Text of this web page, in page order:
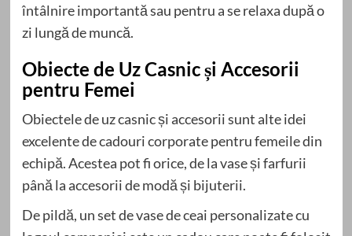
întâlnire importantă sau pentru a se relaxa după o
zi lungă de muncă.
Obiecte de Uz Casnic și Accesorii
pentru Femei
Obiectele de uz casnic și accesorii sunt alte idei
excelente de cadouri corporate pentru femeile din
echipă. Acestea pot fi orice, de la vase și farfurii
până la accesorii de modă și bijuterii.
De pildă, un set de vase de ceai personalizate cu